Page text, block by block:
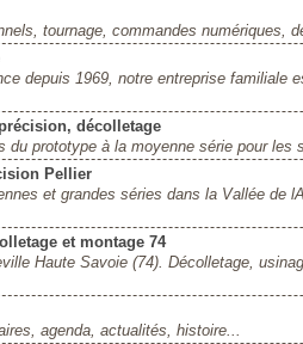
tournage, commandes numériques,
depuis 1969, notre entreprise familiale
décolletage
du prototype à la moyenne série pour
Pellier
et grandes séries dans la Vallée de
et montage 74
Haute Savoie (74). Décolletage,
agenda, actualités, histoire...